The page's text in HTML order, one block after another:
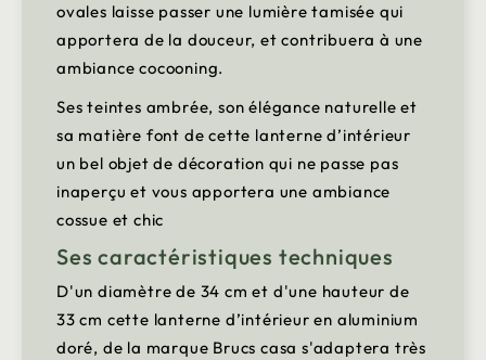
ovales laisse passer une lumière tamisée qui
apportera de la douceur, et contribuera à une
ambiance cocooning.
Ses teintes ambrée, son élégance naturelle et
sa matière font de cette lanterne d’intérieur
un bel objet de décoration qui ne passe pas
inaperçu et vous apportera une ambiance
cossue et chic
Ses caractéristiques techniques
D'un diamètre de 34 cm et d'une hauteur de
33 cm cette lanterne d’intérieur en aluminium
doré, de la marque Brucs casa s'adaptera très